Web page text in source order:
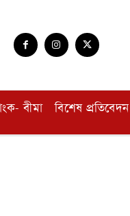
বীমা বিশেষ প্রতিবেদন